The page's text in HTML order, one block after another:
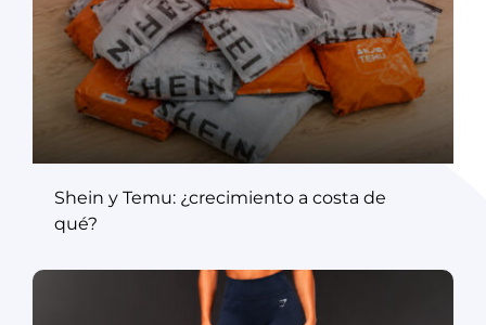
Shein y Temu: ¿crecimiento a costa de
qué?